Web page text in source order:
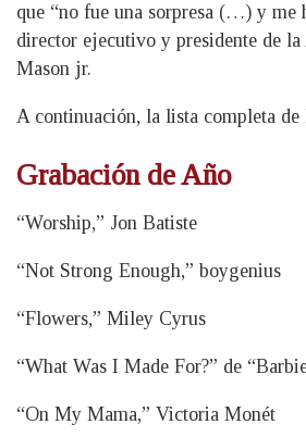
que “no fue una sorpresa (…) y me
director ejecutivo y presidente de
Mason jr.
A continuación, la lista completa de
Grabación de Año
“Worship,” Jon Batiste
“Not Strong Enough,” boygenius
“Flowers,” Miley Cyrus
“What Was I Made For?” de
“On My Mama,” Victoria Monét